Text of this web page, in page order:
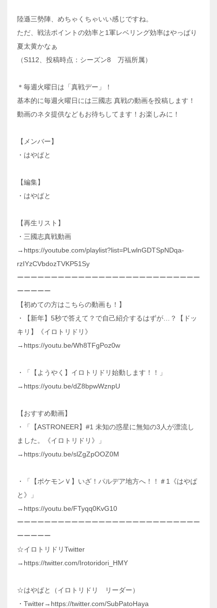
陸遜三勢陣、めちゃくちゃいい感じですね。
ただ、戦法ポイントの効率と1軍レベリング効率はやっぱり
夏太黄かなぁ
（S112、投稿時点：シーズン8 万福所属）
＊毎週火曜日は「真戦デー」！
基本的に毎週火曜日には三國志 真戦の動画を投稿します！
動画のネタ提供などもお待ちしてます！お楽しみに！
【メンバー】
・はやぱと
【編集】
・はやぱと
【再生リスト】
・三國志真戦動画
→https://youtube.com/playlist?list=PLwlnGDTSpNDqa-
rzIYzCVbdozTVKP51Sy
ーーーーーーーーーーーーーーーーーーーーーーーーーーー
ーーーーー
【初めての方はこちらの動画も！】
・【新年】5秒で答えて？で自己紹介するはずが…？【ドッ
キリ】《イロトリドリ》
→https://youtu.be/Wh8TFgPoz0w
・「【ようやく】イロトリドリ始動します！！」
→https://youtu.be/dZ8bpwWznpU
【おすすめ動画】
・「【ASTRONEER】#1 未知の惑星に無知の3人が漂流し
ました。《イロトリドリ》」
→https://youtu.be/slZgZpOOZ0M
・「【ポケモンＶ】いざ！パルデア地方へ！！＃1《はやぱ
と》」
→https://youtu.be/FTyqq0KvG10
ーーーーーーーーーーーーーーーーーーーーーーーーーーー
ーーーーー
☆イロトリドリTwitter
→https://twitter.com/Irotoridori_HMY
☆はやぱと（イロトリドリ リーダー）
・Twitter→https://twitter.com/SubPatoHaya